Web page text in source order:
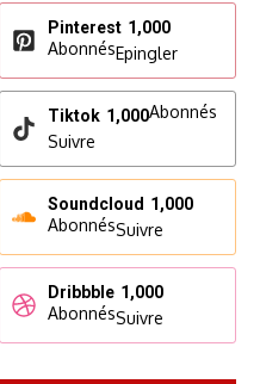
Pinterest 1,000
AbonnésEpingler
Tiktok 1,000Abonnés
Suivre
Soundcloud 1,000
AbonnésSuivre
Dribbble 1,000
AbonnésSuivre